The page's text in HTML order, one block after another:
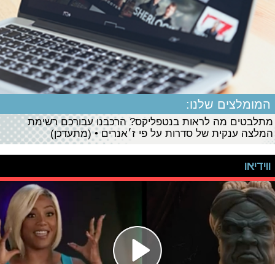
המומלצים שלנו:
מתלבטים מה לראות בנטפליקס? הרכבנו עבורכם רשימת
המלצה ענקית של סדרות על פי ז׳אנרים • (מתעדכן)
ווידיאו